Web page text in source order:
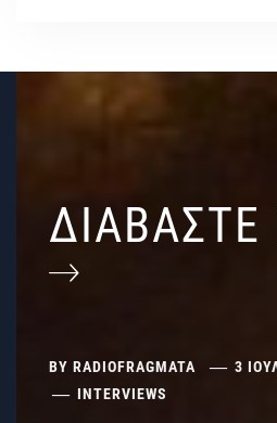
ΔΙΑΒΑΣΤΕ
BY RADIOFRAGMATA
3
INTERVIEWS